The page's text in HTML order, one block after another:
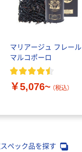
マリアージュ フレール
マルコポーロ
￥5,076~ （税込）
ペック品を探す